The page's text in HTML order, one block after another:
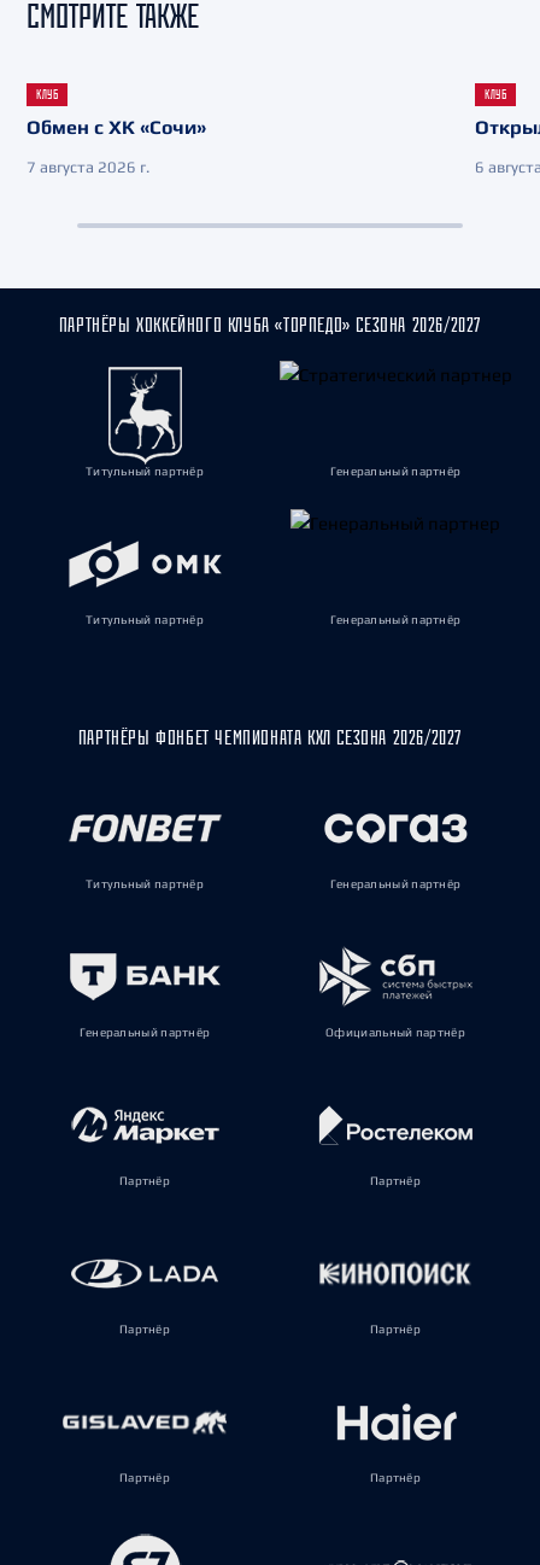
СМОТРИТЕ ТАКЖЕ
КЛУБ
Обмен с ХК «Сочи»
7 августа 2026 г.
КЛУБ
6
ПАРТНЁРЫ ХОККЕЙНОГО КЛУБА «ТОРПЕДО» СЕЗОНА 2026/2027
Титульный партнёр Генеральный партнёр
Титульный партнёр Генеральный партнёр
ПАРТНЁРЫ ФОНБЕТ ЧЕМПИОНАТА КХЛ СЕЗОНА 2026/2027
Титульный партнёр Генеральный партнёр
Генеральный партнёр Официальный партнёр
Партнёр Партнёр
Партнёр Партнёр
Партнёр Партнёр